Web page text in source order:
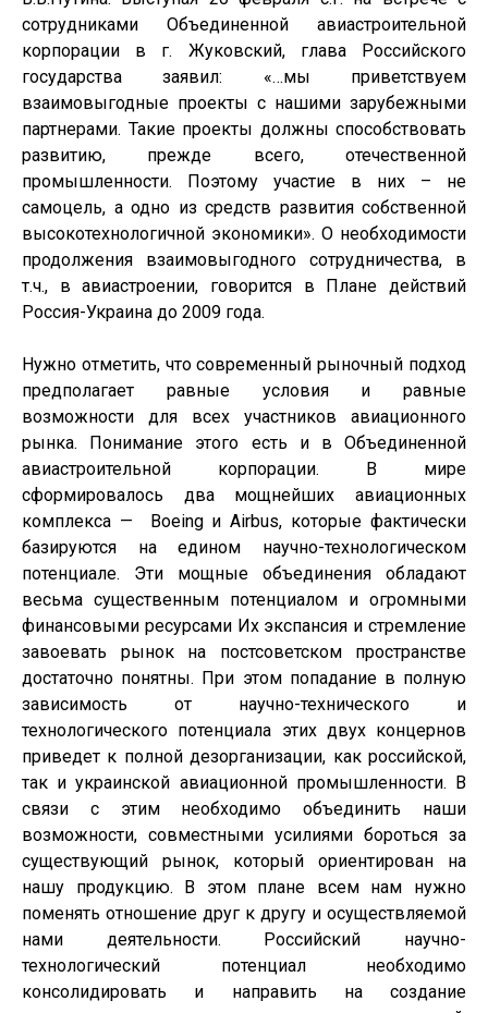
сотрудниками Объединенной авиастроительной
корпорации в г. Жуковский, глава Российского
государства заявил: «…мы приветствуем
взаимовыгодные проекты с нашими зарубежными
партнерами. Такие проекты должны способствовать
развитию, прежде всего, отечественной
промышленности. Поэтому участие в них – не
самоцель, а одно из средств развития собственной
высокотехнологичной экономики». О необходимости
продолжения взаимовыгодного сотрудничества, в
т.ч., в авиастроении, говорится в Плане действий
Россия-Украина до 2009 года.
Нужно отметить, что современный рыночный подход
предполагает равные условия и равные
возможности для всех участников авиационного
рынка. Понимание этого есть и в Объединенной
авиастроительной корпорации. В мире
сформировалось два мощнейших авиационных
комплекса —
BoeingиAirbus, которые фактически
базируются на едином научно-технологическом
потенциале. Эти мощные объединения обладают
весьма существенным потенциалом и огромными
финансовыми ресурсами Их экспансия и стремление
завоевать рынок на постсоветском пространстве
достаточно понятны. При этом попадание в полную
зависимость от научно-технического и
технологического потенциала этих двух концернов
приведет к полной дезорганизации, как российской,
так и украинской авиационной промышленности. В
связи с этим необходимо объединить наши
возможности, совместными усилиями бороться за
существующий рынок, который ориентирован на
нашу продукцию. В этом плане всем нам нужно
поменять отношение друг к другу и осуществляемой
нами деятельности. Российский научно-
технологический потенциал необходимо
консолидировать и направить на создание